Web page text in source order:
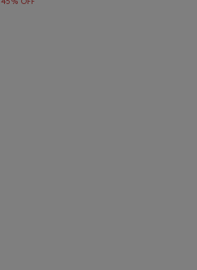
45% OFF